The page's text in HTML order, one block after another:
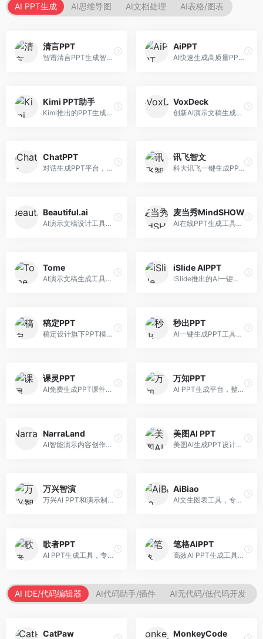
AI PPT生成 AI思维导图 AI文档处理 AI表格/图表
清言PPT
智谱清言PPT生成智能体，基于GLM大模型。面向智谱用户，支持对话生成PPT、内容优化等服务，与智谱生态深度整合。
AiPPT
AI快速生成高质量PPT平台，支持主题定制。面向职场人士和学生，提供一键生成、模板选择、内容优化等服务，PPT制作速度快，设计质量高。
Kimi PPT助手
Kimi推出的PPT生成智能体，整合长文本处理能力。面向职场人士和学生，支持文档解析、PPT生成、内容优化等服务，与Kimi生态深度整合。
VoxDeck
创新AI演示文稿生成工具，支持语音交互创作。面向职场人士，支持语音输入、PPT生成、内容优化等功能，语音创作体验便捷。
ChatPPT
对话生成PPT平台，支持自然语言交互创作。面向职场人士和教育工作者，通过对话方式完成PPT制作，交互体验友好，创作过程直观。
讯飞智文
科大讯飞一键生成PPT和Word工具，整合语音技术。面向职场人士，支持语音输入、文档生成、格式调整等功能，办公效率显著提升。
Beautiful.ai
AI演示文稿设计工具，专注于自动化设计排版。面向职场人士，提供智能排版、模板选择、设计优化等服务，设计美观度高。
麦当秀MindSHOW
AI在线PPT生成工具，支持思维导图转PPT。面向职场人士，提供思维导图导入、PPT生成、模板选择等服务，思维导图转PPT效率高。
Tome
AI演示文稿生成工具，专注于故事化演示创作。面向创业者和营销人员，提供故事叙述、视觉设计、内容生成等服务，演示文稿叙事性强。
iSlide AIPPT
iSlide推出的AI一键设计精美PPT工具。面向PPT设计用户，提供模板库、内容生成、设计优化等服务，与iSlide插件深度整合。
稿定PPT
稿定设计旗下PPT模板资源库，整合AI生成功能。面向设计师和职场人士，提供海量PPT模板、AI内容生成等服务，模板质量高。
秒出PPT
AI一键生成PPT工具，专注于快速演示文稿制作。面向职场人士，支持主题输入、内容生成、模板套用等功能，PPT生成速度快，适合紧急制作场景。
课灵PPT
AI免费生成PPT课件平台，专注于教育场景。面向教师和教育工作者，提供课件生成、教学设计、模板选择等服务，教育适配性强。
万知PPT
AI PPT生成平台，整合知识库与创作功能。面向职场人士，支持内容检索、PPT生成、设计优化等服务，知识整合能力强。
NarraLand
AI智能演示内容创作平台，专注于叙事演示。面向内容创作者，提供故事创作、演示生成、动画设计等服务，演示内容生动有趣。
美图AI PPT
美图AI生成PPT设计工具，整合图像处理能力。面向设计师和职场人士，提供PPT生成、图片美化、设计优化等服务，视觉设计美观。
万兴智演
万兴AI PPT和演示制作软件，整合视频演示功能。面向职场人士和教育工作者，提供PPT生成、演示录制、视频制作等服务，演示功能完善。
AiBiao
AI文生图表工具，专注于数据可视化展示。面向数据分析师和职场人士，提供图表生成、数据可视化、PPT嵌入等服务，数据展示专业。
歌者PPT
AI PPT生成工具，专注于演示文稿智能创作。面向职场人士，支持主题输入、内容生成、设计美化等功能，PPT制作效率高。
笔格AIPPT
高效AI PPT生成工具，专注于演示文稿智能创作。面向职场人士，支持主题输入、内容生成、设计美化等功能，PPT制作效率高。
AI IDE/代码编辑器 AI代码助手/插件 AI无代码/低代码开发
CatPaw MonkeyCode